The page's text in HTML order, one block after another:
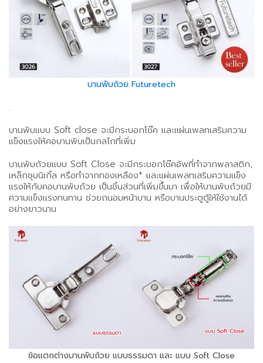
บานพับถ้วย Futuretech
.
บานพับแบบ Soft close จะมีกระบอกโช๊ค และแผ่นเพลทเสริมความ
แข็งแรงให้คอบานพับเป็นกลไกที่เพิ่ม
บานพับถ้วยแบบ Soft Close จะมีกระบอกโช๊คอัพที่ทำจากพลาสติก,
เหล็กชุบนิเกิ้ล หรือทำจากทองเหลือง* และแผ่นเพลทเสริมความแข็ง
แรงให้กับคอบานพับถ้วย เป็นชิ้นส่วนที่เพิ่มขึ้นมา เพื่อให้บานพับถ้วยมี
ความแข็งแรงทนทาน ช่วยถนอมหน้าบาน หรือบานประตูตู้ให้ใช้งานได้
อย่างยาวนาน
ข้อแตกต่างบานพับถ้วย แบบธรรมดา และ แบบ Soft Close